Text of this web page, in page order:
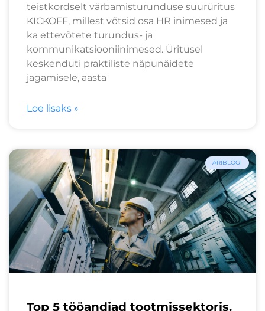
teistkordselt värbamisturunduse suurüritus
KICKOFF, millest võtsid osa HR inimesed ja
ka ettevõtete turundus- ja
kommunikatsiooniinimesed. Üritusel
keskenduti praktiliste näpunäidete
jagamisele, aasta
Loe lisaks »
ÄRIBLOGI
Top 5 tööandjad tootmissektoris.